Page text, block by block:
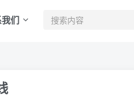
们